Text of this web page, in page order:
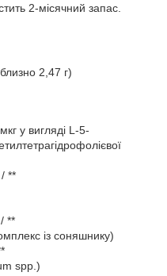
2-місячний запас.
2,47 г)
у вигляді L-5-
**
**
із соняшнику)
spp.)